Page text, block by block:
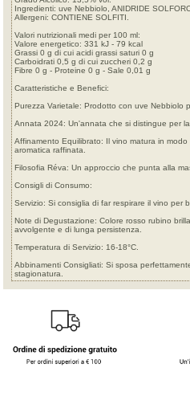
Ingredienti: uve Nebbiolo, ANIDRIDE
Allergeni: CONTIENE SOLFITI.
Valori nutrizionali medi per 100 ml:
Valore energetico: 331 kJ - 79 kcal
Grassi 0 g di cui acidi grassi saturi 0 g
Carboidrati 0,5 g di cui zuccheri 0,2 g
Fibre 0 g - Proteine 0 g - Sale 0,01 g
Caratteristiche e Benefici:
Purezza Varietale: Prodotto con uve Nebbiolo
Annata 2024: Un'annata che si distingue per
Affinamento Equilibrato: Il vino matura in
aromatica raffinata.
Filosofia Réva: Un approccio che punta alla
Consigli di Consumo:
Servizio: Si consiglia di far respirare il vino per
Note di Degustazione: Colore rosso rubino
avvolgente e di lunga persistenza.
Temperatura di Servizio: 16-18°C.
Abbinamenti Consigliati: Si sposa
stagionatura.